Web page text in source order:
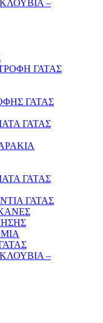
–
ΓΑΤΑΣ
ΓΑΤΑΣ
ΓΑΤΑΣ
ΓΑΤΑΣ
ΓΑΤΑΣ
–